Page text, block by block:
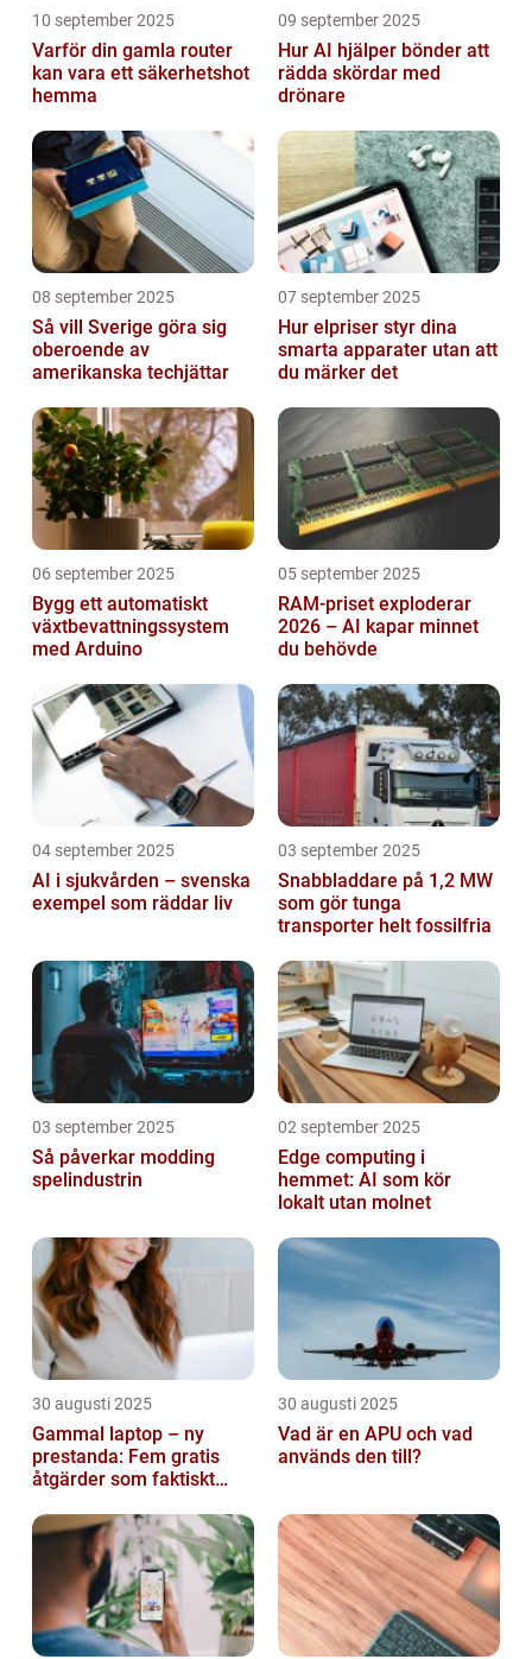
10 september 2025
Varför din gamla router
kan vara ett säkerhetshot
hemma
09 september 2025
Hur AI hjälper bönder att
rädda skördar med
drönare
08 september 2025
Så vill Sverige göra sig
oberoende av
amerikanska techjättar
07 september 2025
Hur elpriser styr dina
smarta apparater utan att
du märker det
06 september 2025
Bygg ett automatiskt
växtbevattningssystem
med Arduino
05 september 2025
RAM-priset exploderar
2026 – AI kapar minnet
du behövde
04 september 2025
AI i sjukvården – svenska
exempel som räddar liv
03 september 2025
Snabbladdare på 1,2 MW
som gör tunga
transporter helt fossilfria
03 september 2025
Så påverkar modding
spelindustrin
02 september 2025
Edge computing i
hemmet: AI som kör
lokalt utan molnet
30 augusti 2025
Gammal laptop – ny
prestanda: Fem gratis
åtgärder som faktiskt
30 augusti 2025
Vad är en APU och vad
används den till?